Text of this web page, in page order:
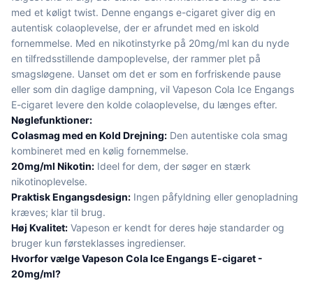
med et køligt twist. Denne engangs e-cigaret giver dig en
autentisk colaoplevelse, der er afrundet med en iskold
fornemmelse. Med en nikotinstyrke på 20mg/ml kan du nyde
en tilfredsstillende dampoplevelse, der rammer plet på
smagsløgene. Uanset om det er som en forfriskende pause
eller som din daglige dampning, vil Vapeson Cola Ice Engangs
E-cigaret levere den kolde colaoplevelse, du længes efter.
Nøglefunktioner:
Colasmag med en Kold Drejning: Den autentiske cola smag
kombineret med en kølig fornemmelse.
20mg/ml Nikotin: Ideel for dem, der søger en stærk
nikotinoplevelse.
Praktisk Engangsdesign: Ingen påfyldning eller genopladning
kræves; klar til brug.
Høj Kvalitet: Vapeson er kendt for deres høje standarder og
bruger kun førsteklasses ingredienser.
Hvorfor vælge Vapeson Cola Ice Engangs E-cigaret -
20mg/ml?